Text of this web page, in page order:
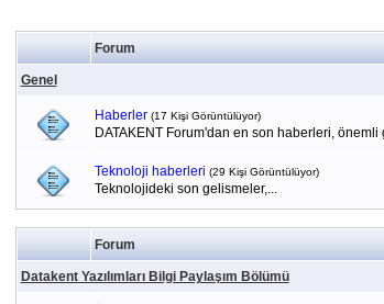
Forum
Genel
Haberler (17 Kişi Görüntülüyor)
DATAKENT Forum'dan en son haberleri,
Teknoloji haberleri (29 Kişi Görüntülüyor)
Teknolojideki son gelismeler,...
Forum
Datakent Yazılımları Bilgi Paylaşım Bölümü